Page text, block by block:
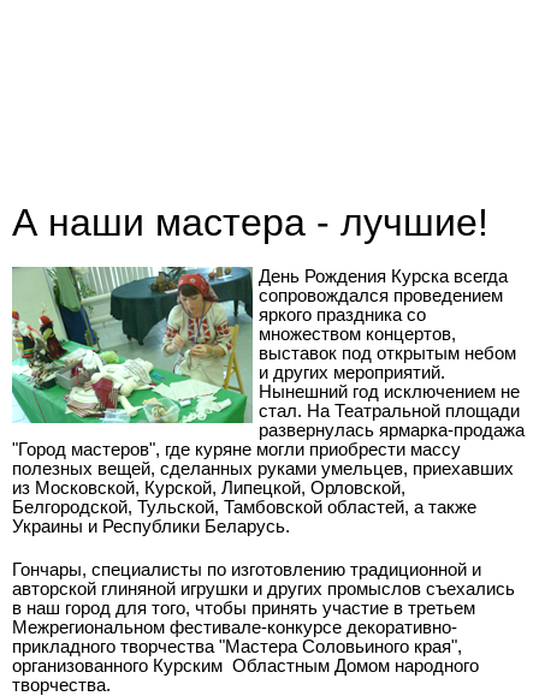
А наши мастера - лучшие!
День Рождения Курска всегда
сопровождался проведением
яркого праздника со
множеством концертов,
выставок под открытым небом
и других мероприятий.
Нынешний год исключением не
стал. На Театральной площади
развернулась ярмарка-продажа
"Город мастеров", где куряне могли приобрести массу
полезных вещей, сделанных руками умельцев, приехавших
из Московской, Курской, Липецкой, Орловской,
Белгородской, Тульской, Тамбовской областей, а также
Украины и Республики Беларусь.
Гончары, специалисты по изготовлению традиционной и
авторской глиняной игрушки и других промыслов съехались
в наш город для того, чтобы принять участие в третьем
Межрегиональном фестивале-конкурсе декоративно-
прикладного творчества "Мастера Соловьиного края",
организованного Курским Областным Домом народного
творчества.